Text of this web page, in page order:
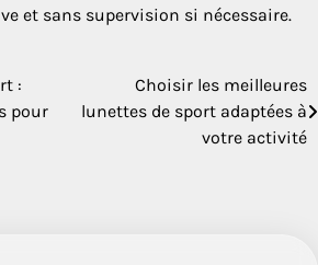
et sans supervision si nécessaire.
:
pour
Choisir les meilleures
lunettes de sport adaptées à
votre activité